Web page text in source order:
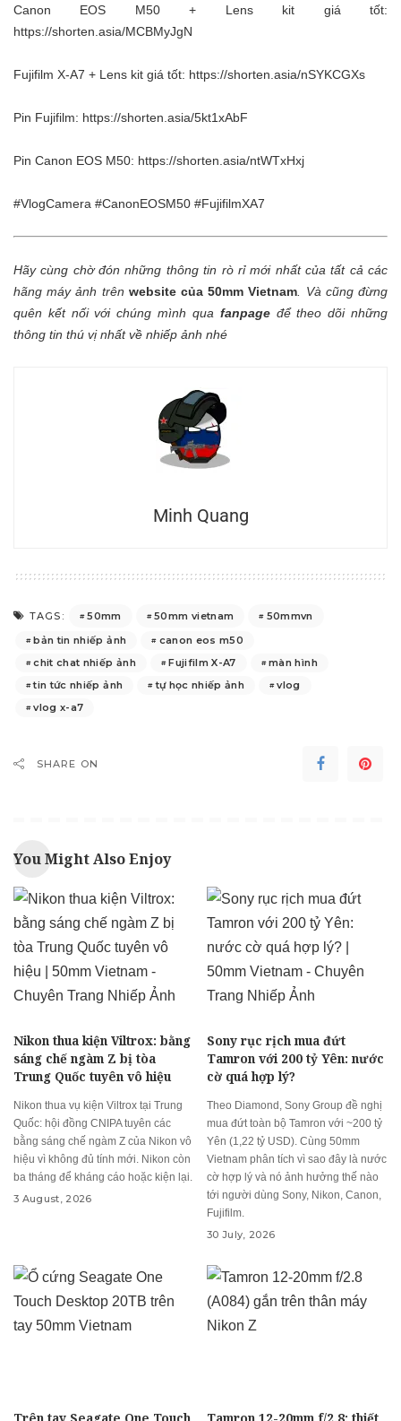
Canon EOS M50 + Lens kit giá tốt:
https://shorten.asia/MCBMyJgN
Fujifilm X-A7 + Lens kit giá tốt: https://shorten.asia/nSYKCGXs
Pin Fujifilm: https://shorten.asia/5kt1xAbF
Pin Canon EOS M50: https://shorten.asia/ntWTxHxj
#VlogCamera #CanonEOSM50 #FujifilmXA7
Hãy cùng chờ đón những thông tin rò rỉ mới nhất của tất cả các
hãng máy ảnh trên website của 50mm Vietnam. Và cũng đừng
quên kết nối với chúng mình qua fanpageđể theo dõi những
thông tin thú vị nhất về nhiếp ảnh nhé
Minh Quang
TAGS: 50mm 50mm vietnam
50mmvn
bản tin nhiếp ảnh
canon eos m50
chit chat nhiếp ảnh
Fujifilm X-A7
màn hình
tin tức nhiếp ảnh
tự học nhiếp ảnh
vlog
vlog x-a7
SHARE ON
You Might Also Enjoy
Nikon thua kiện Viltrox: bằng
sáng chế ngàm Z bị tòa
Trung Quốc tuyên vô hiệu
Nikon thua vụ kiện Viltrox tại Trung
Quốc: hội đồng CNIPA tuyên các
bằng sáng chế ngàm Z của Nikon vô
hiệu vì không đủ tính mới. Nikon còn
ba tháng để kháng cáo hoặc kiện lại.
3 August, 2026
Sony rục rịch mua đứt
Tamron với 200 tỷ Yên: nước
cờ quá hợp lý?
Theo Diamond, Sony Group đề nghị
mua đứt toàn bộ Tamron với ~200 tỷ
Yên (1,22 tỷ USD). Cùng 50mm
Vietnam phân tích vì sao đây là nước
cờ hợp lý và nó ảnh hưởng thế nào
tới người dùng Sony, Nikon, Canon,
Fujifilm.
30 July, 2026